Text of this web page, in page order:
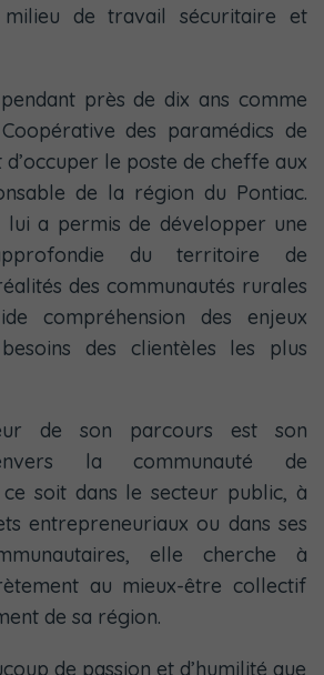
milieu de travail sécuritaire et
près de dix ans comme
des paramédics de
d’occuper le poste de cheffe aux
de la région du Pontiac.
lui a permis de développer une
du territoire de
des communautés rurales
compréhension des enjeux
des clientèles les plus
de son parcours est son
la communauté de
ce soit dans le secteur public, à
entrepreneuriaux ou dans ses
elle cherche à
au mieux-être collectif
de sa région.
de passion et d’humilité que